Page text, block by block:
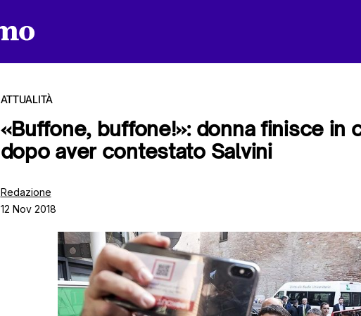
ATTUALITÀ
«Buffone, buffone!»: donna finisce in
dopo aver contestato Salvini
Redazione
12 Nov 2018